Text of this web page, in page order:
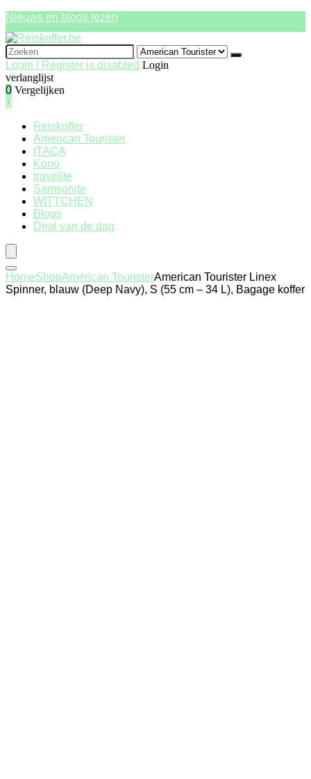
Nieuws en blogs lezen
Search
for:Login / Register is disabled Login
verlanglijst
0 Vergelijken
0
Reiskoffer
American Tourister
ITACA
Kono
travelite
Samsonite
WITTCHEN
Blogs
Deal van de dag
HomeShopAmerican TouristerAmerican Tourister Linex
Spinner, blauw (Deep Navy), S (55 cm – 34 L), Bagage koffer